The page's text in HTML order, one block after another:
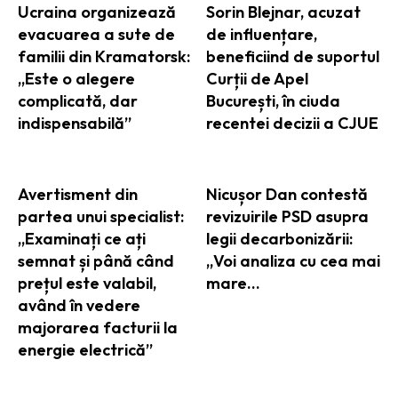
Ucraina organizează
evacuarea a sute de
familii din Kramatorsk:
„Este o alegere
complicată, dar
indispensabilă”
Sorin Blejnar, acuzat
de influențare,
beneficiind de suportul
Curții de Apel
București, în ciuda
recentei decizii a CJUE
Avertisment din
partea unui specialist:
„Examinați ce ați
semnat și până când
prețul este valabil,
având în vedere
majorarea facturii la
energie electrică”
Nicușor Dan contestă
revizuirile PSD asupra
legii decarbonizării:
„Voi analiza cu cea mai
mare…